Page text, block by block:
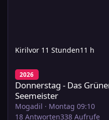
Kirilvor 11 Stunden11 h
2026
Donnerstag - Das
Seemeister
Mogadil · Montag 09:10
18 Antworten338 Aufrufe